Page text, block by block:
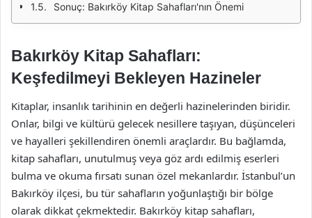
Sonuç: Bakırköy Kitap Sahafları'nın Önemi
Bakırköy Kitap Sahafları:
Keşfedilmeyi Bekleyen Hazineler
Kitaplar, insanlık tarihinin en değerli hazinelerinden biridir.
Onlar, bilgi ve kültürü gelecek nesillere taşıyan, düşünceleri
ve hayalleri şekillendiren önemli araçlardır. Bu bağlamda,
kitap sahafları, unutulmuş veya göz ardı edilmiş eserleri
bulma ve okuma fırsatı sunan özel mekanlardır. İstanbul’un
Bakırköy ilçesi, bu tür sahafların yoğunlaştığı bir bölge
olarak dikkat çekmektedir. Bakırköy kitap sahafları,